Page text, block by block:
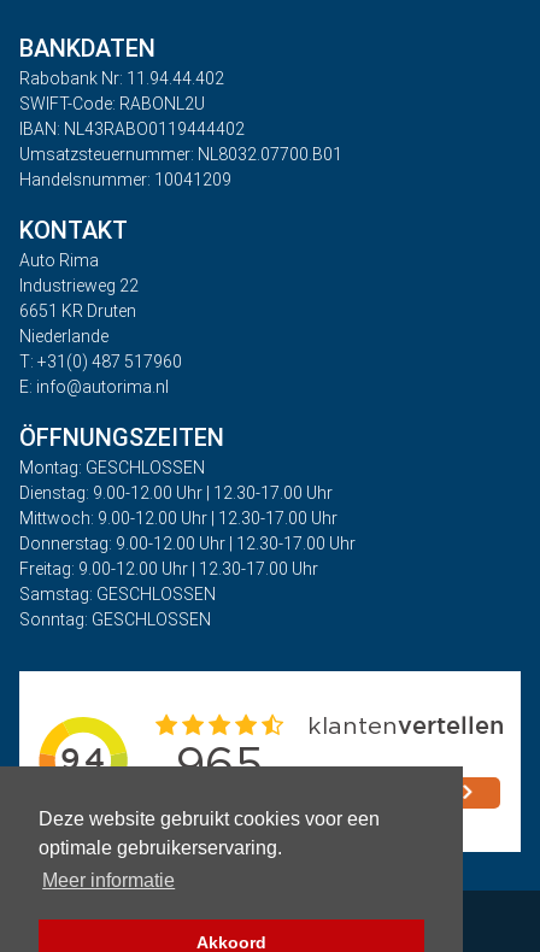
Deze website gebruikt cookies voor een
optimale gebruikerservaring.
Meer informatie
Akkoord
BANKDATEN
Rabobank Nr: 11.94.44.402
SWIFT-Code: RABONL2U
IBAN: NL43RABO0119444402
Umsatzsteuernummer: NL8032.07700.B01
Handelsnummer: 10041209
KONTAKT
Auto Rima
Industrieweg 22
6651 KR Druten
Niederlande
T: +31(0) 487 517960
E: info@autorima.nl
ÖFFNUNGSZEITEN
Montag: GESCHLOSSEN
Dienstag: 9.00-12.00 Uhr | 12.30-17.00 Uhr
Mittwoch: 9.00-12.00 Uhr | 12.30-17.00 Uhr
Donnerstag: 9.00-12.00 Uhr | 12.30-17.00 Uhr
Freitag: 9.00-12.00 Uhr | 12.30-17.00 Uhr
Samstag: GESCHLOSSEN
Sonntag: GESCHLOSSEN
Privacy